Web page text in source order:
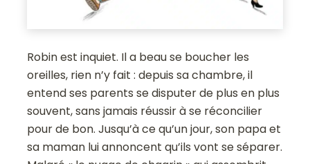
Robin est inquiet. Il a beau se boucher les
oreilles, rien n’y fait : depuis sa chambre, il
entend ses parents se disputer de plus en plus
souvent, sans jamais réussir à se réconcilier
pour de bon. Jusqu’à ce qu’un jour, son papa et
sa maman lui annoncent qu’ils vont se séparer.